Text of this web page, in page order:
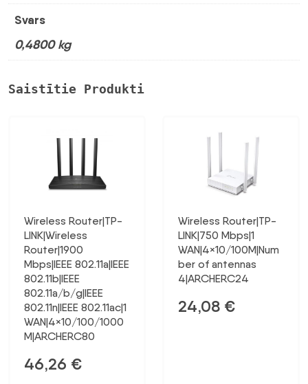
Svars
0,4800 kg
Saistītie Produkti
Wireless Router|TP-
LINK|Wireless
Router|1900
Mbps|IEEE 802.11a|IEEE
802.11b|IEEE
802.11a/b/g|IEEE
802.11n|IEEE 802.11ac|1
WAN|4×10/100/1000
M|ARCHERC80
46,26 €
Wireless Router|TP-
LINK|750 Mbps|1
WAN|4×10/100M|Num
ber of antennas
4|ARCHERC24
24,08 €